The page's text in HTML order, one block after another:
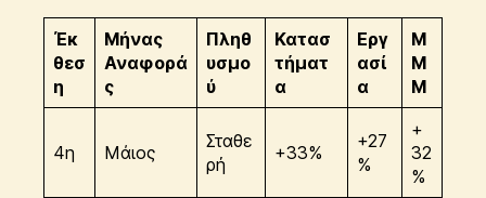
Έκ
θεσ
η
Μήνας
Αναφορά
ς
Πληθ
υσμο
ύ
Κατασ
τήματ
α
Εργ
ασί
α
Μ
Μ
Μ
4η Μάιος
Σταθε
ρή
+33%
+27
%
+
32
%